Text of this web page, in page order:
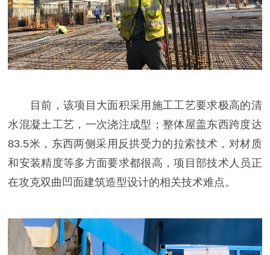
目前，该项目大面积采用施工工艺要求极高的清
水混凝土工艺，一次浇注成型；整体屋盖东西跨度达
83.5米，东西两侧采用反拱受力的拉索技术，对材质
和安装精度等多方面要求都很高，项目部技术人员正
在攻克双曲凹面建筑造型设计的相关技术难点。